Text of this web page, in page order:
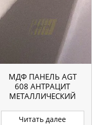
МДФ ПАНЕЛЬ AGT
608 АНТРАЦИТ
МЕТАЛЛИЧЕСКИЙ
Читать далее